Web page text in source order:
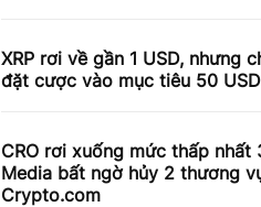
XRP rơi về gần 1 USD, nhưng
đặt cược vào mục tiêu 50 USD
CRO rơi xuống mức thấp nhất
Media bất ngờ hủy 2 thương
Crypto.com